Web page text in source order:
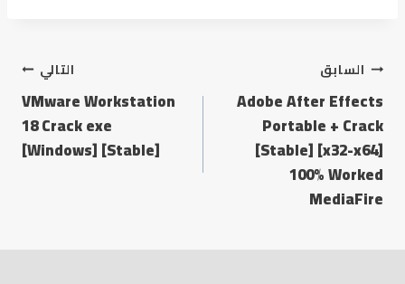
السابق
Adobe After Effects
Portable + Crack
[Stable] [x32-x64]
100% Worked
MediaFire
التالي
VMware Workstation
18 Crack exe
[Windows] [Stable]